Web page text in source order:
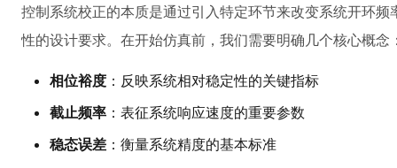
控制系统校正的本质是通过引入特定环节来改变系统开环
性的设计要求。在开始仿真前，我们需要明确几个核心概念
相位裕度 ：反映系统相对稳定性的关键指标
截止频率 ：表征系统响应速度的重要参数
稳态误差 ：衡量系统精度的基本标准